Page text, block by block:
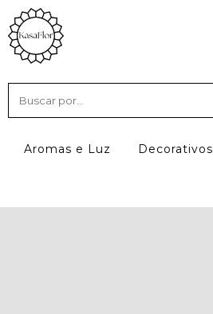
Aromas e Luz Decorativos